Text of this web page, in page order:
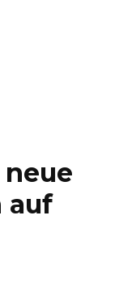
auf